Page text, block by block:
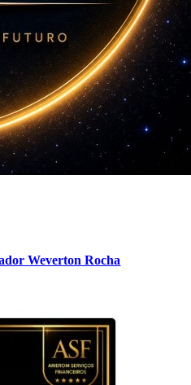
Weverton Rocha